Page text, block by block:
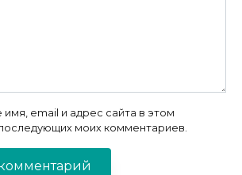
имя, email и адрес сайта в этом
моих комментариев.